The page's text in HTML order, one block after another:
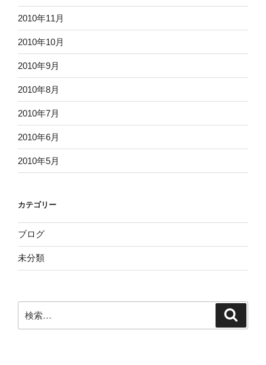
2010年11月
2010年10月
2010年9月
2010年8月
2010年7月
2010年6月
2010年5月
カテゴリー
ブログ
未分類
索: